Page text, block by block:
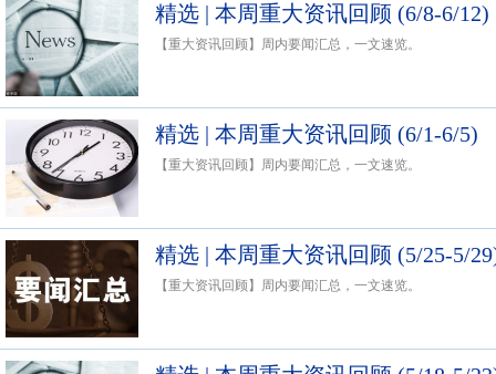
精选 | 本周重大资讯回顾 (6/8-6/12)
【重大资讯回顾】周内要闻汇总，一文速览。
精选 | 本周重大资讯回顾 (6/1-6/5)
【重大资讯回顾】周内要闻汇总，一文速览。
精选 | 本周重大资讯回顾 (5/25-5/
【重大资讯回顾】周内要闻汇总，一文速览。